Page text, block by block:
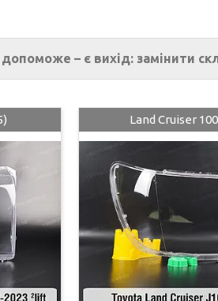
– є вихід: замінити
Land Cruiser